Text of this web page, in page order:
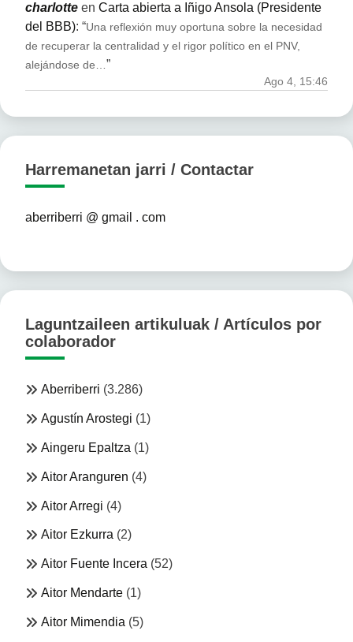
charlotte en Carta abierta a Iñigo Ansola (Presidente
del BBB): “Una reflexión muy oportuna sobre la necesidad
de recuperar la centralidad y el rigor político en el PNV,
alejándose de…”
Ago 4, 15:46
Harremanetan jarri / Contactar
aberriberri @ gmail . com
Laguntzaileen artikuluak / Artículos por
colaborador
Aberriberri (3.286)
Agustín Arostegi (1)
Aingeru Epaltza (1)
Aitor Aranguren (4)
Aitor Arregi (4)
Aitor Ezkurra (2)
Aitor Fuente Incera (52)
Aitor Mendarte (1)
Aitor Mimendia (5)